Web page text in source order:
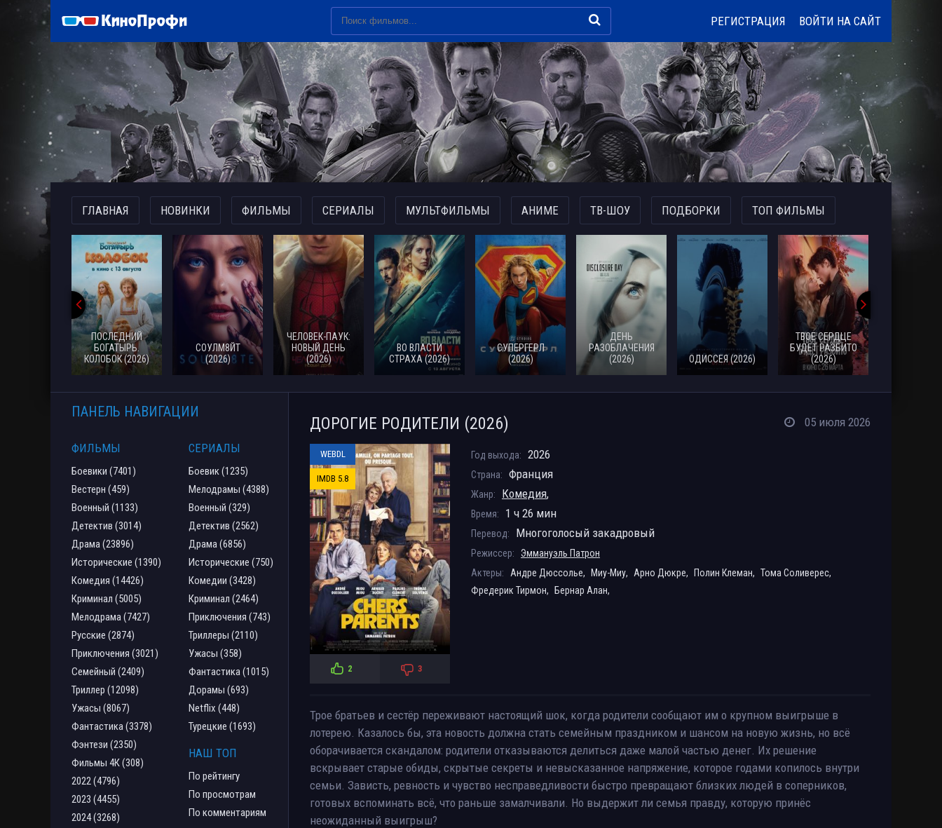
РЕГИСТРАЦИЯ ВОЙТИ НА САЙТ
ГЛАВНАЯ НОВИНКИ ФИЛЬМЫ СЕРИАЛЫ МУЛЬТФИЛЬМЫ АНИМЕ ТВ-ШОУ ПОДБОРКИ ТОП ФИЛЬМЫ
ПОСЛЕДНИЙ
БОГАТЫРЬ.
КОЛОБОК (2026)
СОУЛМ8ЙТ
(2026)
ЧЕЛОВЕК-ПАУК:
НОВЫЙ ДЕНЬ
(2026)
ВО ВЛАСТИ
СТРАХА (2026)
СУПЕРГЕРЛ
(2026)
ДЕНЬ
РАЗОБЛАЧЕНИЯ
(2026)
ОДИССЕЯ (2026)
ТВОЕ СЕРДЦЕ
БУДЕТ РАЗБИТО
(2026)
ДОРОГИЕ РОДИТЕЛИ (2026) 05 июля 2026
WEBDL
IMDB 5.8
2 3
Год выхода: 2026
Страна: Франция
Жанр: Комедия,
Время: 1 ч 26 мин
Перевод: Многоголосый закадровый
Режиссер:
Эммануэль Патрон
Актеры:
Андре Дюссолье, Миу-Миу, Арно Дюкре, Полин Клеман, Тома Соливерес,
Фредерик Тирмон,
Бернар Алан,
Трое братьев и сестёр переживают настоящий шок, когда родители сообщают им о крупном выигрыше в
лотерею. Казалось бы, эта новость должна стать семейным праздником и шансом на новую жизнь, но всё
оборачивается скандалом: родители отказываются делиться даже малой частью денег. Их решение
вскрывает старые обиды, скрытые секреты и невысказанное напряжение, которое годами копилось внутри
семьи. Зависть, ревность и чувство несправедливости быстро превращают близких людей в соперников,
готовых вспоминать всё, что раньше замалчивали. Но выдержит ли семья правду, которую принёс
неожиданный выигрыш?
ПАНЕЛЬ НАВИГАЦИИ
ФИЛЬМЫ
Боевики (7401)
Вестерн (459)
Военный (1133)
Детектив (3014)
Драма (23896)
Исторические (1390)
Комедия (14426)
Криминал (5005)
Мелодрама (7427)
Русские (2874)
Приключения (3021)
Семейный (2409)
Триллер (12098)
Ужасы (8067)
Фантастика (3378)
Фэнтези (2350)
Фильмы 4К (308)
2022 (4796)
2023 (4455)
2024 (3268)
СЕРИАЛЫ
Боевик (1235)
Мелодрамы (4388)
Военный (329)
Детектив (2562)
Драма (6856)
Исторические (750)
Комедии (3428)
Криминал (2464)
Приключения (743)
Триллеры (2110)
Ужасы (358)
Фантастика (1015)
Дорамы (693)
Netflix (448)
Турецкие (1693)
НАШ ТОП
По рейтингу
По просмотрам
По комментариям